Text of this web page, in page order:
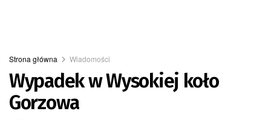
Strona główna Wiadomości
Wypadek w Wysokiej koło
Gorzowa